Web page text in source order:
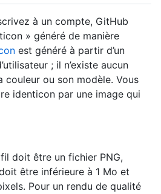
à un compte, GitHub
» généré de manière
est généré à partir d’un
; il n’existe aucun
couleur ou son modèle. Vous
identicon par une image qui
doit être un fichier PNG,
être inférieure à 1 Mo et
Pour un rendu de qualité